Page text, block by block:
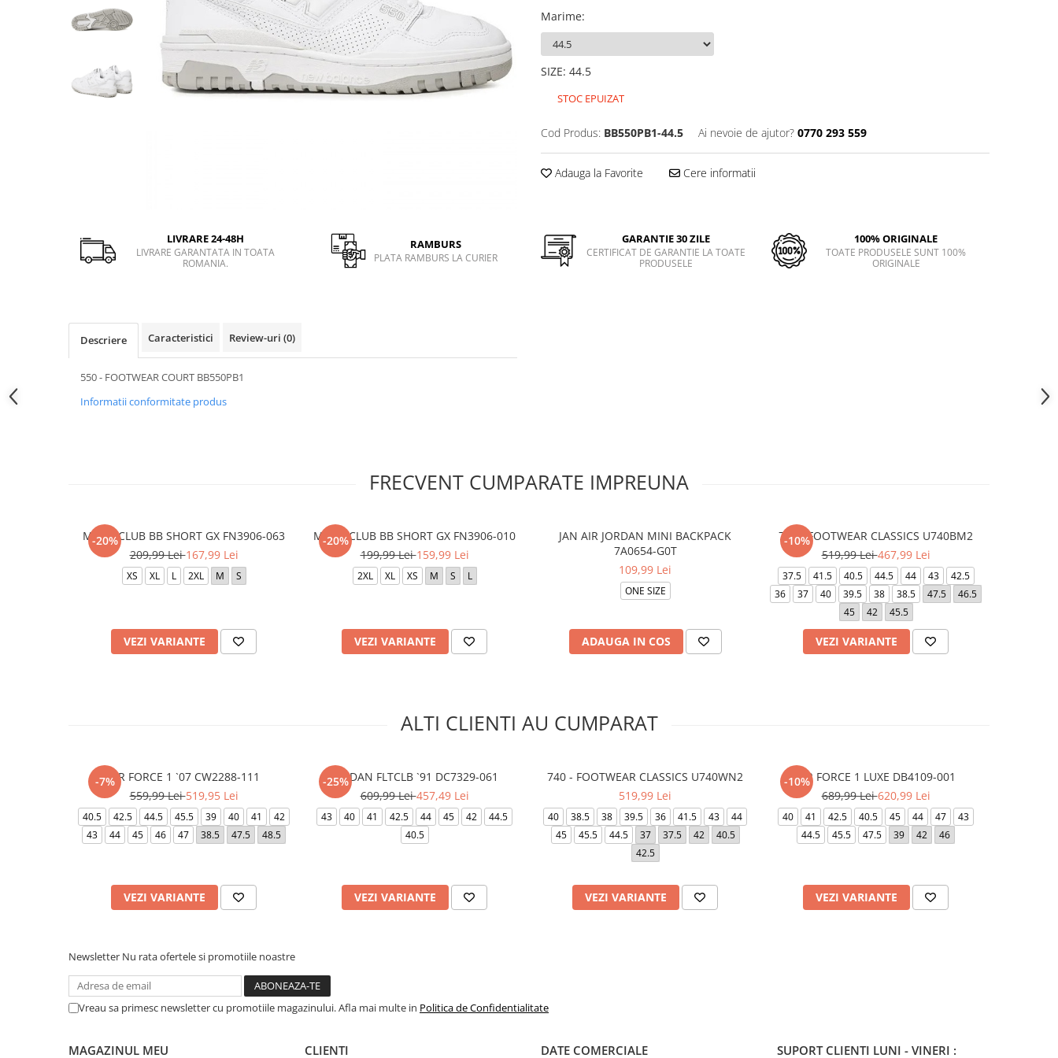
Pantofi sport femei
Sandale & Slapi copii
Marime:
SIZE: 44.5
STOC EPUIZAT
Cod Produs: BB550PB1-44.5 Ai nevoie de ajutor? 0770 293 559
Adauga la Favorite Cere informatii
LIVRARE 24-48H
LIVRARE GARANTATA IN TOATA
ROMANIA.
RAMBURS
PLATA RAMBURS LA CURIER
GARANTIE 30 ZILE
CERTIFICAT DE GARANTIE LA TOATE
PRODUSELE
100% ORIGINALE
TOATE PRODUSELE SUNT 100%
ORIGINALE
Descriere Caracteristici Review-uri (0)
550 - FOOTWEAR COURT BB550PB1
Informatii conformitate produs
FRECVENT CUMPARATE IMPREUNA
-20%
M N K CLUB BB SHORT GX FN3906-063
209,99 Lei167,99 Lei
XS XL L 2XL M S
VEZI VARIANTE
-20%
M N K CLUB BB SHORT GX FN3906-010
199,99 Lei159,99 Lei
2XL XL XS M S L
VEZI VARIANTE
JAN AIR JORDAN MINI BACKPACK
7A0654-G0T
109,99 Lei
ONE SIZE
ADAUGA IN COS
-10%
740 - FOOTWEAR CLASSICS U740BM2
519,99 Lei467,99 Lei
37.5 41.5 40.5 44.5 44 43
42.5
36
37 40 39.5 38 38.5 47.5
46.5
45
42 45.5
VEZI VARIANTE
ALTI CLIENTI AU CUMPARAT
-7%AIR FORCE 1 `07 CW2288-111
559,99 Lei519,95 Lei
40.5 42.5 44.5 45.5 39 40 41
42
43
44 45 46 47 38.5 47.5 48.5
VEZI VARIANTE
-25%
JORDAN FLTCLB `91 DC7329-061
609,99 Lei457,49 Lei
43 40 41 42.5 44 45 42
44.5
40.5
VEZI VARIANTE
740 - FOOTWEAR CLASSICS U740WN2
519,99 Lei
40 38.5 38 39.5 36 41.5 43
44
45
45.5 44.5 37 37.5 42
40.5
42.5
VEZI VARIANTE
-10%AIR FORCE 1 LUXE DB4109-001
689,99 Lei620,99 Lei
40 41 42.5 40.5 45 44 47
43
44.5
45.5 47.5 39 42 46
VEZI VARIANTE
Newsletter Nu rata ofertele si promotiile noastre
Vreau sa primesc newsletter cu promotiile magazinului. Afla mai multe in Politica de Confidentialitate
MAGAZINUL MEU CLIENTI DATE COMERCIALE SUPORT CLIENTI LUNI - VINERI :